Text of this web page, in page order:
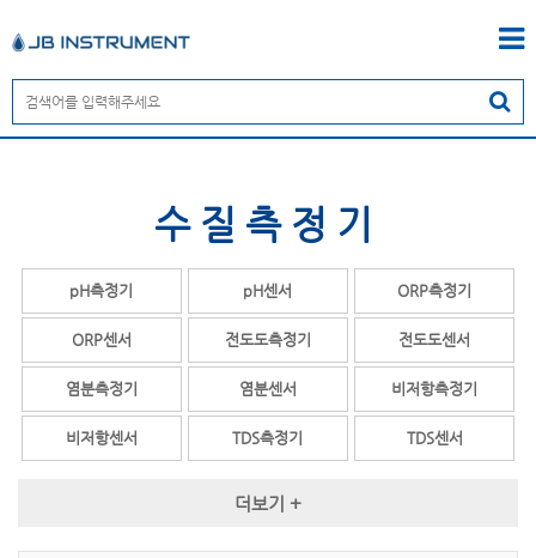
수질측정기
pH측정기 pH센서 ORP측정기
ORP센서 전도도측정기 전도도센서
염분측정기 염분센서 비저항측정기
비저항센서 TDS측정기 TDS센서
더보기 +